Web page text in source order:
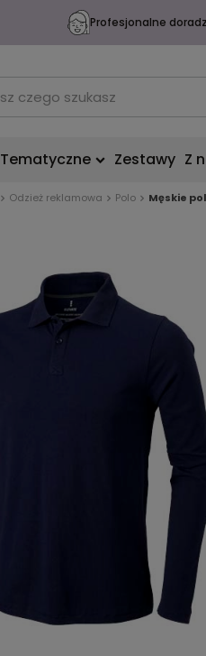
Profesjonalne
Tematyczne Zestawy Z
Odzież reklamowa Polo Męskie